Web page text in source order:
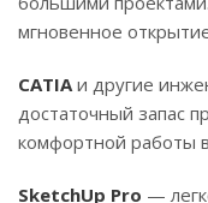
мгновенное
CATIAи другие
достаточный запас
комфортной работы
SketchUp Pro —